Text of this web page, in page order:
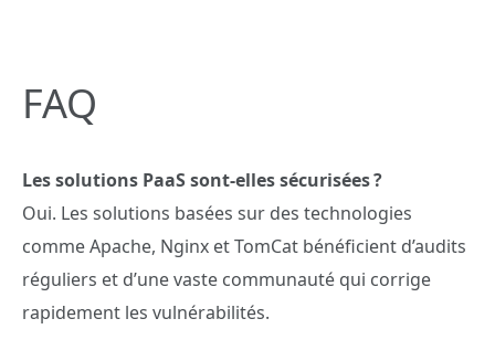
FAQ
Les solutions PaaS sont-elles sécurisées ?
Oui. Les solutions basées sur des technologies
comme Apache, Nginx et TomCat bénéficient d’audits
réguliers et d’une vaste communauté qui corrige
rapidement les vulnérabilités.